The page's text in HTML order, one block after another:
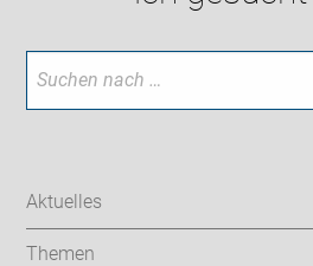
Aktuelles
Themen